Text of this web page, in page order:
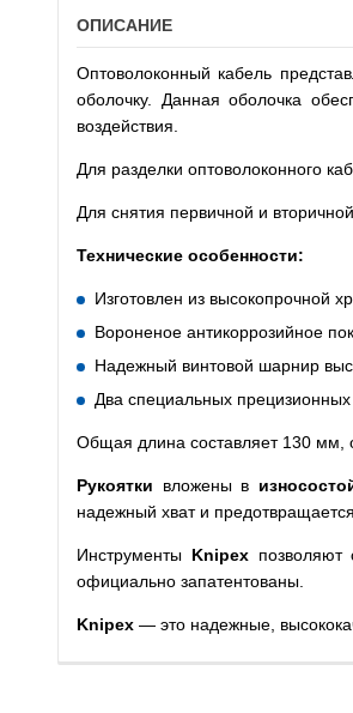
ОПИСАНИЕ
Оптоволоконный кабель
оболочку. Данная оболочка
воздействия.
Для разделки оптоволоконного
Для снятия первичной и
Технические особенности:
Изготовлен из высокопрочной
Вороненое антикоррозийное
Надежный винтовой шарнир
Два специальных
Общая длина составляет 130 мм,
Рукоятки вложены в
надежный хват и
Инструменты Knipexпозволяют
официально запатентованы.
Knipex — это надежные,